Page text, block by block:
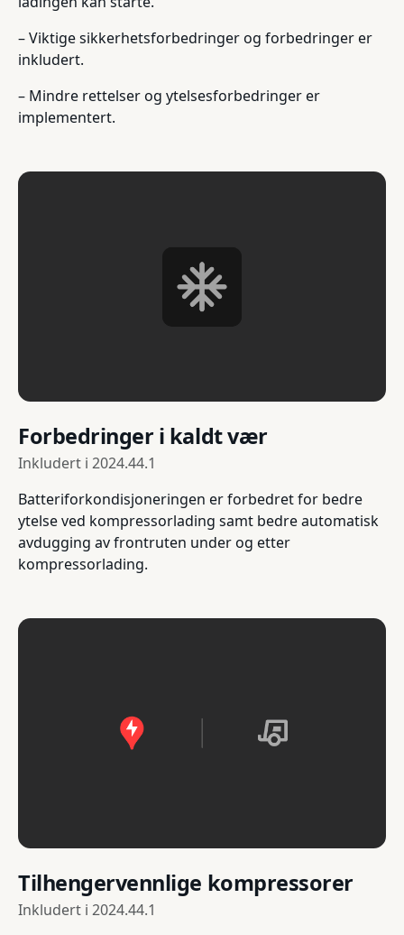
– Viktige sikkerhetsforbedringer og forbedringer er
inkludert.
– Mindre rettelser og ytelsesforbedringer er
implementert.
Forbedringer i kaldt vær
Inkludert i 2024.44.1
Batteriforkondisjoneringen er forbedret for bedre
ytelse ved kompressorlading samt bedre automatisk
avdugging av frontruten under og etter
kompressorlading.
Tilhengervennlige kompressorer
Inkludert i 2024.44.1